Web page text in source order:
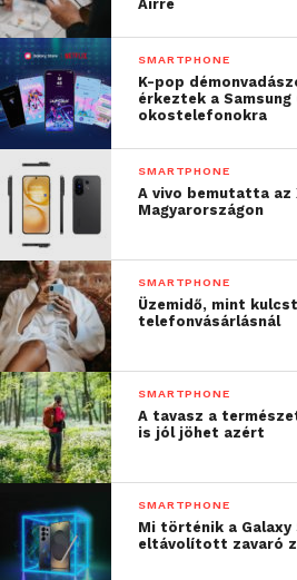
fel, mint például a következőket:
„Ez a
telefonom” és
„elfelejtettek
rakni ebbe [a
Jayce Hall így fogalmazott:
„Nagyon jó
megalkotni ezt
illusztráció.
már
neveket a
gyakran
le őket, de még
Airre
SMARTPHONE
K-pop
érkeztek a Samsung
okostelefonokra
SMARTPHONE
A vivo bemutatta az
Magyarországon
SMARTPHONE
Üzemidő, mint
telefonvásárlásnál
SMARTPHONE
A tavasz a
is jól jöhet azért
SMARTPHONE
Mi történik a Galaxy
eltávolított zavaró